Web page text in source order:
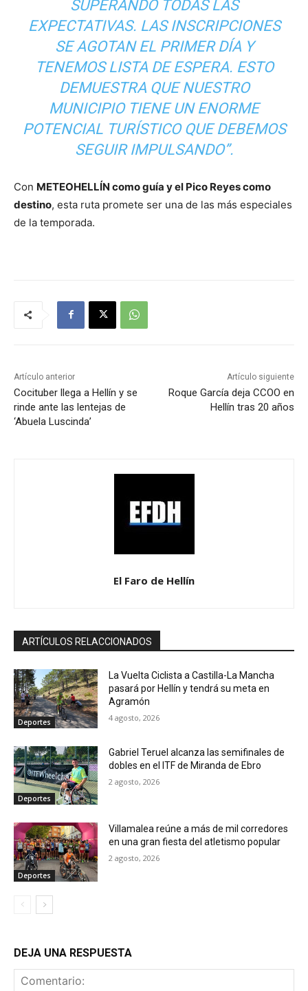
SUPERANDO TODAS LAS
EXPECTATIVAS. LAS INSCRIPCIONES
SE AGOTAN EL PRIMER DÍA Y
TENEMOS LISTA DE ESPERA. ESTO
DEMUESTRA QUE NUESTRO
MUNICIPIO TIENE UN ENORME
POTENCIAL TURÍSTICO QUE DEBEMOS
SEGUIR IMPULSANDO”.
Con METEOHELLÍN como guía y el Pico Reyes como
destino, esta ruta promete ser una de las más especiales
de la temporada.
Artículo anterior
Cocituber llega a Hellín y se
rinde ante las lentejas de
‘Abuela Luscinda’
Artículo siguiente
Roque García deja CCOO en
Hellín tras 20 años
El Faro de Hellín
ARTÍCULOS RELACCIONADOS
Deportes
La Vuelta Ciclista a Castilla-La Mancha
pasará por Hellín y tendrá su meta en
Agramón
4 agosto, 2026
Deportes
Gabriel Teruel alcanza las semifinales de
dobles en el ITF de Miranda de Ebro
2 agosto, 2026
Deportes
Villamalea reúne a más de mil corredores
en una gran fiesta del atletismo popular
2 agosto, 2026
DEJA UNA RESPUESTA